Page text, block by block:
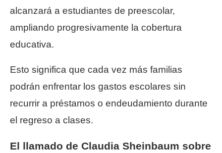
alcanzará a estudiantes de preescolar,
ampliando progresivamente la cobertura
educativa.
Esto significa que cada vez más familias
podrán enfrentar los gastos escolares sin
recurrir a préstamos o endeudamiento durante
el regreso a clases.
El llamado de Claudia Sheinbaum sobre